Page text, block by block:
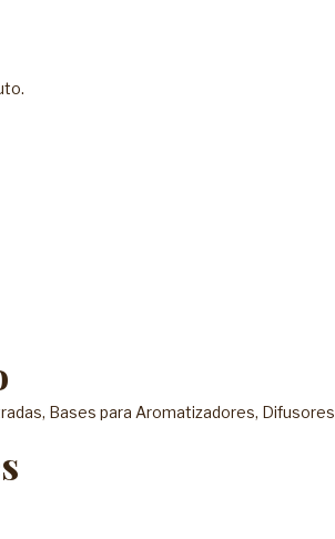
, Bases para Aromatizadores, Difusores